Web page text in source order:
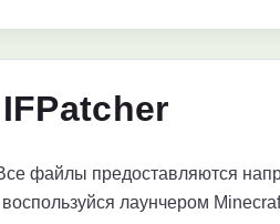
файлы предоставляются
лаунчером